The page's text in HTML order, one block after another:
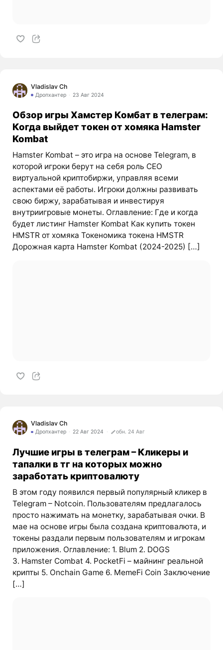
Vladislav Ch
Дропхантер 23 Авг 2024
Обзор игры Хамстер Комбат в телеграм:
Когда выйдет токен от хомяка Hamster
Kombat
Hamster Kombat – это игра на основе Telegram, в
которой игроки берут на себя роль CEO
виртуальной криптобиржи, управляя всеми
аспектами её работы. Игроки должны развивать
свою биржу, зарабатывая и инвестируя
внутриигровые монеты. Оглавление: Где и когда
будет листинг Hamster Kombat Как купить токен
HMSTR от хомяка Токеномика токена HMSTR
Дорожная карта Hamster Kombat (2024-2025) […]
Vladislav Ch
Дропхантер 22 Авг 2024 обн. 24 Авг
Лучшие игры в телеграм – Кликеры и
тапалки в тг на которых можно
заработать криптовалюту
В этом году появился первый популярный кликер в
Telegram – Notcoin. Пользователям предлагалось
просто нажимать на монетку, зарабатывая очки. В
мае на основе игры была создана криптовалюта, и
токены раздали первым пользователям и игрокам
приложения. Оглавление: 1. Blum 2. DOGS
3. Hamster Combat 4. PocketFi – майнинг реальной
крипты 5. Onchain Game 6. MemeFi Coin Заключение
[…]